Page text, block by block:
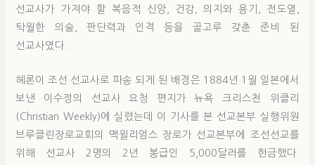
선교사가 가져야 할 복음적 신앙, 건강, 의지와 용기, 전도열,
탁월한 의술, 판단력과 인격 등을 골고루 갖춘 준비 된
선교사였다.
헤론이 조선 선교사로 파송 되게 된 배경은 1884년 1월 일본에서
보낸 이수정의 선교사 요청 편지가 뉴욕 크리스천 위클리
(Christian Weekly)에 실렸는데 이 기사를 본 선교본부 실행위원
브루클린장로교회의 맥윌리엄스 장로가 선교본부에 조선선교를
위해 선교사 2명의 2년 봉급인 5,000달러를 헌금했다.